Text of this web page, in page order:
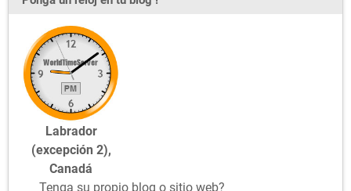
Labrador
(excepción 2),
Canadá
Tenga su propio blog o sitio web?